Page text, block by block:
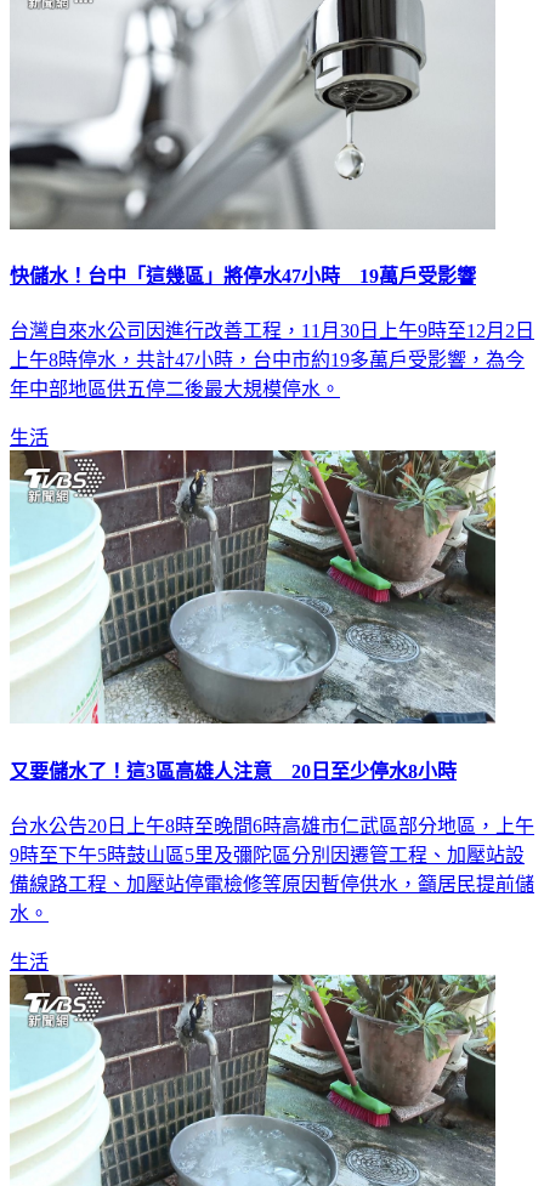
快儲水！台中「這幾區」將停水47小時 19萬戶受影響
台灣自來水公司因進行改善工程，11月30日上午9時至12月2日
上午8時停水，共計47小時，台中市約19多萬戶受影響，為今
年中部地區供五停二後最大規模停水。
生活
又要儲水了！這3區高雄人注意 20日至少停水8小時
台水公告20日上午8時至晚間6時高雄市仁武區部分地區，上午
9時至下午5時鼓山區5里及彌陀區分別因遷管工程、加壓站設
備線路工程、加壓站停電檢修等原因暫停供水，籲居民提前儲
水。
生活